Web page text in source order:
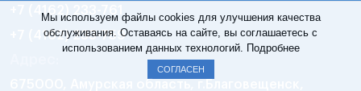
+7 (4162) 233-761
+7 (4162) 233-759
Мы используем файлы cookies для улучшения качества
обслуживания. Оставаясь на сайте, вы соглашаетесь с
использованием данных технологий. Подробнее
СОГЛАСЕН